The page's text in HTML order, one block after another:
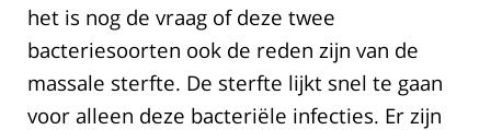
het is nog de vraag of deze twee
bacteriesoorten ook de reden zijn van de
massale sterfte. De sterfte lijkt snel te gaan
voor alleen deze bacteriële infecties. Er zijn